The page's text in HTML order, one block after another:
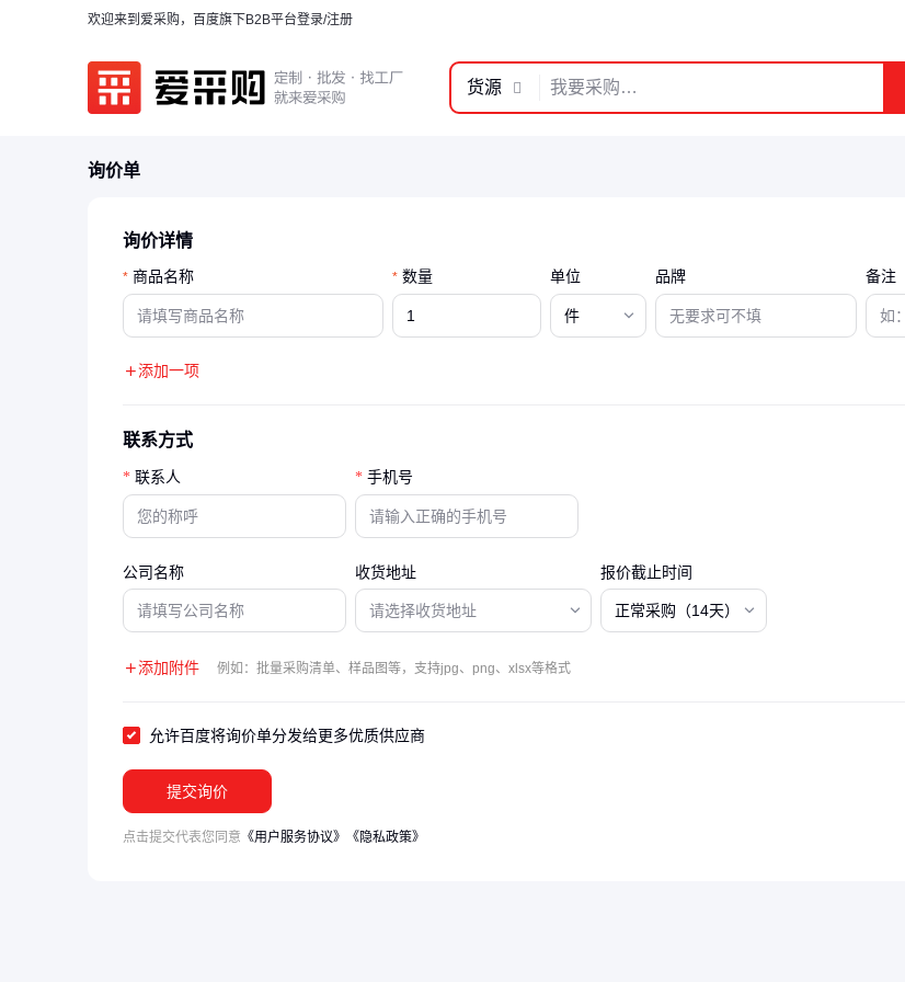
欢迎来到爱采购，百度旗下B2B平台登录/注册
货源
询价单
询价详情
* 商品名称 * 数量 单位 品牌 备注
件
添加一项
联系方式
联系人 手机号
公司名称 收货地址 报价截止时间
正常采购（14天）
添加附件 例如：批量采购清单、样品图等，支持jpg、png、xlsx等格式
允许百度将询价单分发给更多优质供应商
提交询价
点击提交代表您同意 《用户服务协议》 《隐私政策》